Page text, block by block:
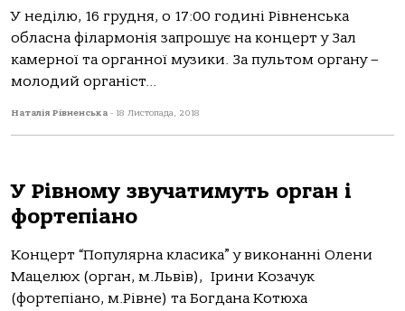
У неділю, 16 грудня, о 17:00 годині Рівненська
обласна філармонія запрошує на концерт у Зал
камерної та органної музики. За пультом органу –
молодий органіст...
Наталія Рівненська - 18 Листопада, 2018
У Рівному звучатимуть орган і
фортепіано
Концерт “Популярна класика” у виконанні Олени
Мацелюх (орган, м.Львів), Ірини Козачук
(фортепіано, м.Рівне) та Богдана Котюха